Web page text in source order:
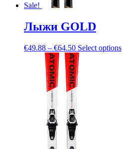
Sale!
Лыжи GOLD
€49.88 – €64.50 Select options